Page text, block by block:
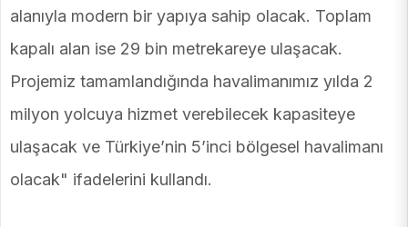
alanıyla modern bir yapıya sahip olacak. Toplam
kapalı alan ise 29 bin metrekareye ulaşacak.
Projemiz tamamlandığında havalimanımız yılda 2
milyon yolcuya hizmet verebilecek kapasiteye
ulaşacak ve Türkiye’nin 5’inci bölgesel havalimanı
olacak" ifadelerini kullandı.